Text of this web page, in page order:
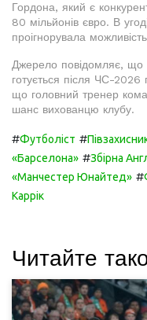
Гордона, який є
80 мільйонів євро. В
проігнорувала
Джерело повідомляє, що
готується після ЧС-
що головний тренер
шанс вихованцю клубу.
#Футболіст #
«Барселона» #Збірна
«Манчестер Юнайтед» #
Каррік
Читайте